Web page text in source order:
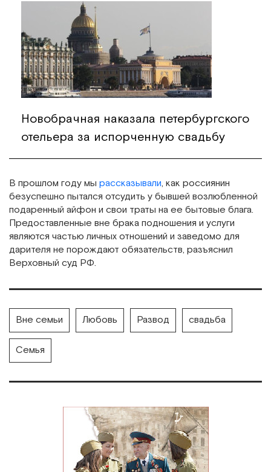
Новобрачная наказала петербургского
отельера за испорченную свадьбу
В прошлом году мы рассказывали, как россиянин
безуспешно пытался отсудить у бывшей возлюбленной
подаренный айфон и свои траты на ее бытовые блага.
Предоставленные вне брака подношения и услуги
являются частью личных отношений и заведомо для
дарителя не порождают обязательств, разъяснил
Верховный суд РФ.
Вне семьи Любовь Развод свадьба
Семья